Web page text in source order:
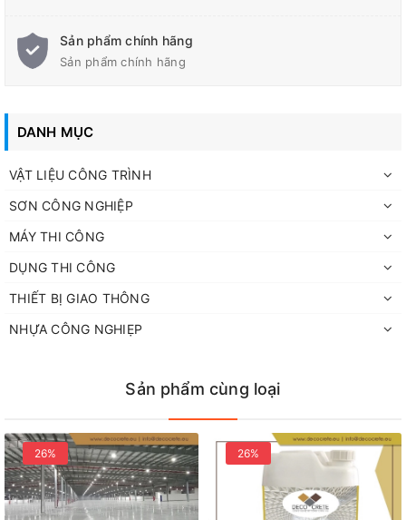
Phạm vi ứng dụng của nước
Sản phẩm chính hãng
Sản phẩm chính hãng
DANH MỤC
VẬT LIỆU CÔNG TRÌNH
SƠN CÔNG NGHIỆP
MÁY THI CÔNG
DỤNG THI CÔNG
THIẾT BỊ GIAO THÔNG
NHỰA CÔNG NGHIẸP
Sản phẩm cùng loại
26% 26%